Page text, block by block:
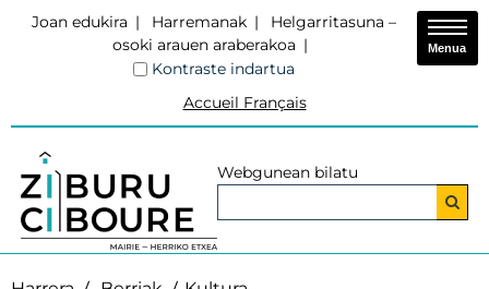
Joan edukira Harremanak
Helgarritasuna –
osoki arauen araberakoa
Kontraste indartua
Accueil Français
Webgunean bilatu
Menua